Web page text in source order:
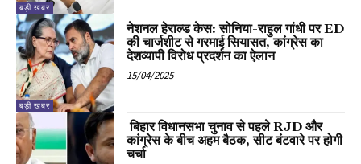
बड़ी खबर
बड़ी खबर
नेशनल हेराल्ड केस: सोनिया-राहुल गांधी पर ED
की चार्जशीट से गरमाई सियासत, कांग्रेस का
देशव्यापी विरोध प्रदर्शन का ऐलान
15/04/2025
बिहार विधानसभा चुनाव से पहले RJD और
कांग्रेस के बीच अहम बैठक, सीट बंटवारे पर होगी
चर्चा